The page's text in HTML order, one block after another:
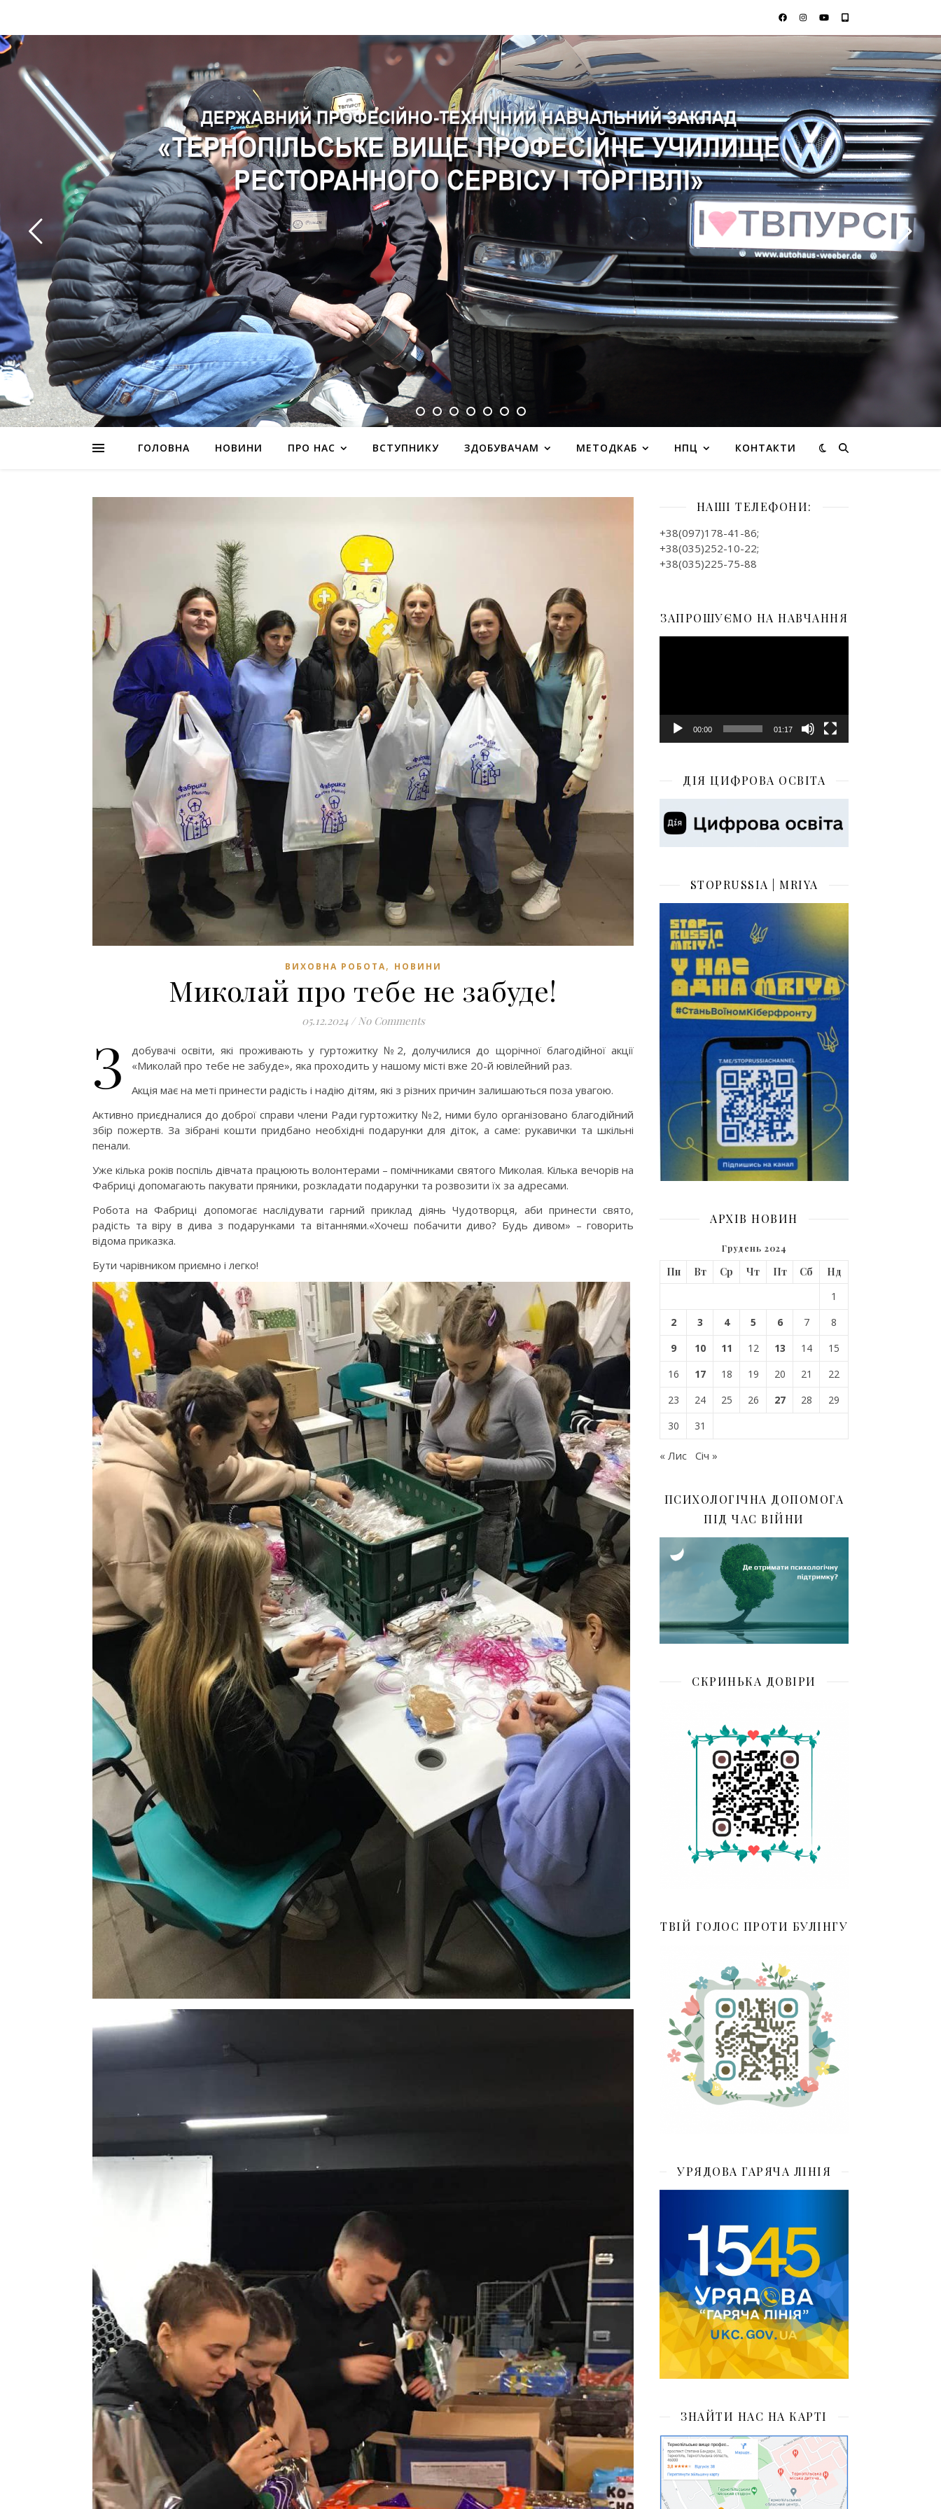
ГОЛОВНА НОВИНИ ПРО НАС ВСТУПНИКУ ЗДОБУВАЧАМ МЕТОДКАБ НПЦ КОНТАКТИ
ВИХОВНА РОБОТА, НОВИНИ
Миколай про тебе не забуде!
05.12.2024 / No Comments
З
добувачі освіти, які проживають у гуртожитку №2, долучилися до щорічної благодійної акції
«Миколай про тебе не забуде», яка проходить у нашому місті вже 20-й ювілейний раз.
Акція має на меті принести радість і надію дітям, які з різних причин залишаються поза увагою.
Активно приєдналися до доброї справи члени Ради гуртожитку №2, ними було організовано благодійний
збір пожертв. За зібрані кошти придбано необхідні подарунки для діток, а саме: рукавички та шкільні
пенали.
Уже кілька років поспіль дівчата працюють волонтерами – помічниками святого Миколая. Кілька вечорів на
Фабриці допомагають пакувати пряники, розкладати подарунки та розвозити їх за адресами.
Робота на Фабриці допомогає наслідувати гарний приклад діянь Чудотворця, аби принести свято,
радість та віру в дива з подарунками та вітаннями.«Хочеш побачити диво? Будь дивом» – говорить
відома приказка.
Бути чарівником приємно і легко!
НАШІ ТЕЛЕФОНИ:
+38(097)178-41-86;
+38(035)252-10-22;
+38(035)225-75-88
ЗАПРОШУЄМО НА НАВЧАННЯ
00:00 01:17
ДІЯ ЦИФРОВА ОСВІТА
STOPRUSSIA | MRIYA
АРХІВ НОВИН
Грудень 2024
Пн Вт Ср Чт Пт Сб
Нд
1
2
3 4 5 6 7
8
9
10 11 12 13 14
15
16
17 18 19 20 21
22
23
24 25 26 27 28
29
30
31
« Лис Січ »
ПСИХОЛОГІЧНА ДОПОМОГА
ПІД ЧАС ВІЙНИ
СКРИНЬКА ДОВІРИ
ТВІЙ ГОЛОС ПРОТИ БУЛІНГУ
УРЯДОВА ГАРЯЧА ЛІНІЯ
ЗНАЙТИ НАС НА КАРТІ